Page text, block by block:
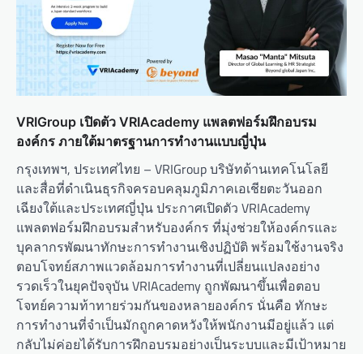
VRIGroup เปิดตัว VRIAcademy แพลตฟอร์มฝึกอบรม
องค์กร ภายใต้มาตรฐานการทำงานแบบญี่ปุ่น
กรุงเทพฯ, ประเทศไทย – VRIGroup บริษัทด้านเทคโนโลยี
และสื่อที่ดำเนินธุรกิจครอบคลุมภูมิภาคเอเชียตะวันออก
เฉียงใต้และประเทศญี่ปุ่น ประกาศเปิดตัว VRIAcademy
แพลตฟอร์มฝึกอบรมสำหรับองค์กร ที่มุ่งช่วยให้องค์กรและ
บุคลากรพัฒนาทักษะการทำงานเชิงปฏิบัติ พร้อมใช้งานจริง
ตอบโจทย์สภาพแวดล้อมการทำงานที่เปลี่ยนแปลงอย่าง
รวดเร็วในยุคปัจจุบัน VRIAcademy ถูกพัฒนาขึ้นเพื่อตอบ
โจทย์ความท้าทายร่วมกันของหลายองค์กร นั่นคือ ทักษะ
การทำงานที่จำเป็นมักถูกคาดหวังให้พนักงานมีอยู่แล้ว แต่
กลับไม่ค่อยได้รับการฝึกอบรมอย่างเป็นระบบและมีเป้าหมาย